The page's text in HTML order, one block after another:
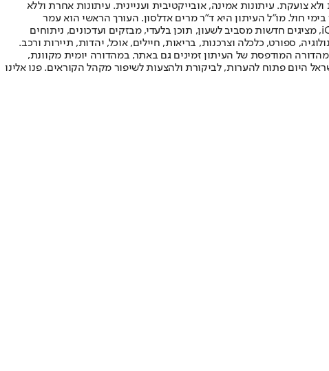
צועקת. עיתונות אמינה, אובייקטיבית ועניינית. עיתונות אחרת וללא
שיעור החשיפה הגבוה ביותר בימי חול. מו"ל העיתון היא ד"ר מרים אדלסון. העורך הראשי הוא עמר
לחמנוביץ, והעורך המייסד הוא עמוס רגב. אתרי האינטרנט של "ישראל היום" בעברית ובאנגלית, כמו כן היישומונים (אפליקציות) לאנדרואיד ול-iOS, מציגים חדשות מסביב לשעון, תוכן בלעדי, מבזקים ועדכונים, ניתוחים
ספורט, כלכלה וצרכנות, בריאות, חיילים, אוכל, יהדות, תיירות ורכב.
המודפסת של העיתון זמינים גם באתר, במהדורה יומית מקוונת,
היום פתוח להערות, לביקורת ולהצעות לשיפור מקהל הקוראים. פנו אלינו